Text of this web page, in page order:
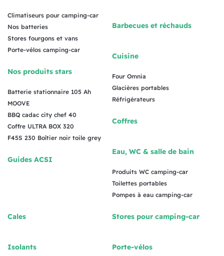
Climatiseurs pour camping-car
Nos batteries
Stores fourgons et vans
Porte-vélos camping-car
Nos produits stars
Batterie stationnaire 105 Ah
MOOVE
BBQ cadac city chef 40
Coffre ULTRA BOX 320
F45S 230 Boîtier noir toile grey
Guides ACSI
Barbecues et réchauds
Cuisine
Four Omnia
Glacières portables
Réfrigérateurs
Coffres
Eau, WC & salle de bain
Produits WC camping-car
Toilettes portables
Pompes à eau camping-car
Cales
Isolants
Stores pour camping-car
Porte-vélos